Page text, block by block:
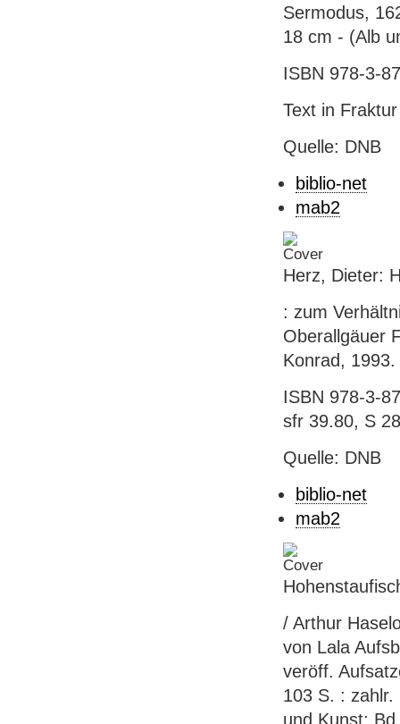
Sermodus,
18 cm - (Alb
ISBN 978-3-
Text in Fraktur
Quelle: DNB
biblio-net
mab2
Herz, Dieter:
: zum
Oberallgäuer
Konrad,
ISBN 978-3-
sfr 39.80, S
Quelle: DNB
biblio-net
mab2
/ Arthur
von Lala
veröff.
103 S. :
und Kunst;